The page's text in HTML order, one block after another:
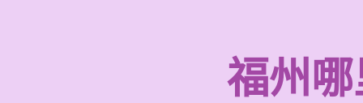
福州